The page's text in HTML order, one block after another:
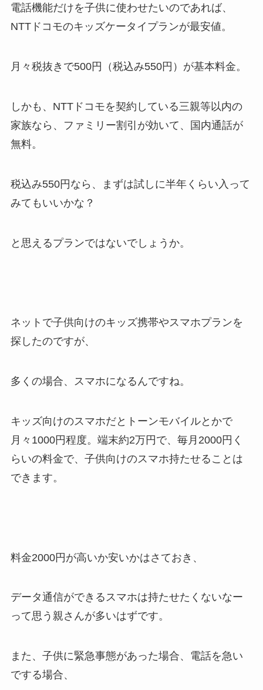
電話機能だけを子供に使わせたいのであれば、
NTTドコモのキッズケータイプランが最安値。
月々税抜きで500円（税込み550円）が基本料金。
しかも、NTTドコモを契約している三親等以内の
家族なら、ファミリー割引が効いて、国内通話が
無料。
税込み550円なら、まずは試しに半年くらい入って
みてもいいかな？
と思えるプランではないでしょうか。
ネットで子供向けのキッズ携帯やスマホプランを
探したのですが、
多くの場合、スマホになるんですね。
キッズ向けのスマホだとトーンモバイルとかで
月々1000円程度。端末約2万円で、毎月2000円く
らいの料金で、子供向けのスマホ持たせることは
できます。
料金2000円が高いか安いかはさておき、
データ通信ができるスマホは持たせたくないなー
って思う親さんが多いはずです。
また、子供に緊急事態があった場合、電話を急い
でする場合、